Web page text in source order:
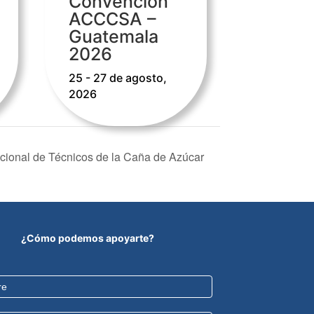
ACCCSA –
Guatemala
2026
25 - 27 de agosto,
2026
de Técnicos de la Caña de Azúcar
¿Cómo podemos apoyarte?